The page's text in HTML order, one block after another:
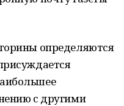
определяются
с другими